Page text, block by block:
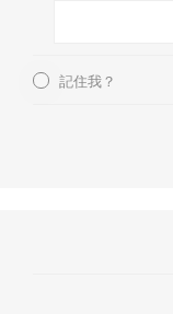
記住我？